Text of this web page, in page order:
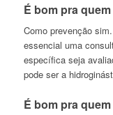
É bom pra
Como prevenção
essencial uma
específica seja
pode ser a
É bom pra